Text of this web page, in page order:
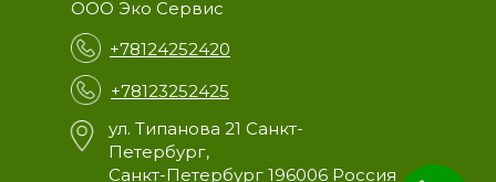
ул. Типанова 21 Санкт-
Петербург,
Санкт-Петербург 196006 Россия
ООО Эко Сервис
+78124252420
+78123252425